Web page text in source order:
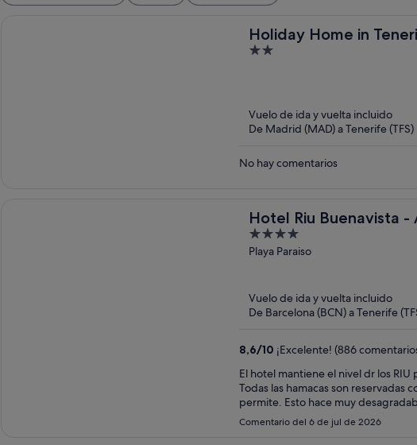
Holiday Home in
Views
2
Vuelo de ida y vuelta incluido
De Madrid (MAD) a Tenerife (TFS)
No hay comentarios
Hotel Riu Buenavista -
4
out
Playa Paraiso
Vuelo de ida y vuelta incluido
De Barcelona (BCN) a Tenerife
8,6/10 ¡Excelente! (886
El hotel mantiene el nivel dr los RIU
Todas las hamacas son reservadas
permite. Esto hace muy
hay sitio a pesar de estar las hamacas
Comentario del 6 de jul de 2026